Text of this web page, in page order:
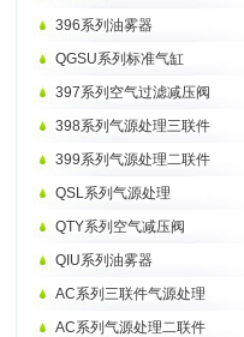
396系列油雾器
QGSU系列标准气缸
397系列空气过滤减压阀
398系列气源处理三联件
399系列气源处理二联件
QSL系列气源处理
QTY系列空气减压阀
QIU系列油雾器
AC系列三联件气源处理
AC系列气源处理二联件